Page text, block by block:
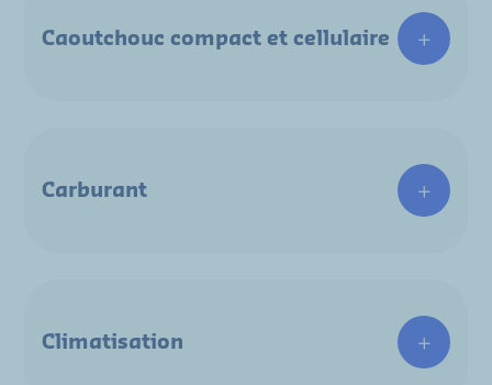
Caoutchouc compact et cellulaire
Carburant
Climatisation